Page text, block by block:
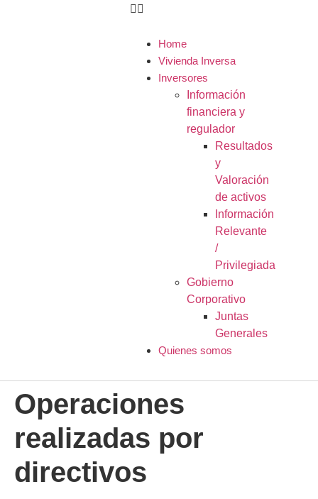
Home
Vivienda Inversa
Inversores
Información
financiera y
regulador
Resultados
y
Valoración
de activos
Información
Relevante
/
Privilegiada
Gobierno
Corporativo
Juntas
Generales
Quienes somos
Operaciones
realizadas por
directivos